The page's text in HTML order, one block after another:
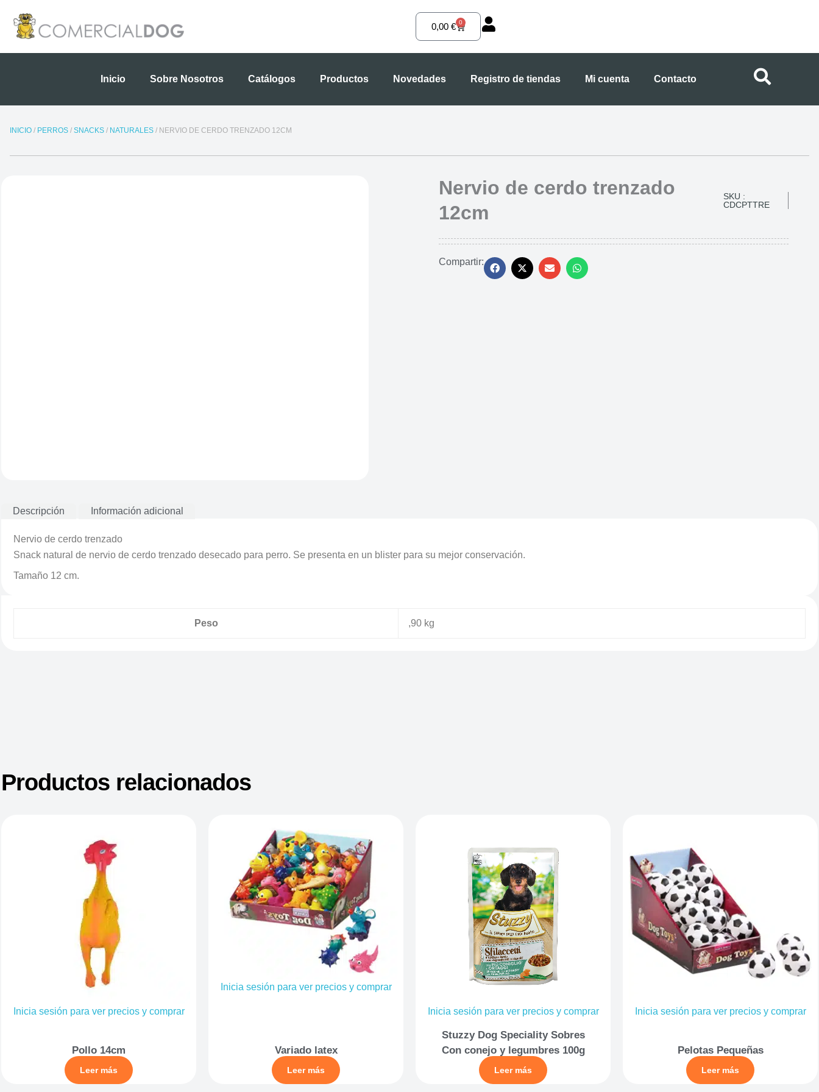
contenido
0,00 € 0
Carrito
Inicio Sobre Nosotros Catálogos Productos Novedades Registro de tiendas Mi cuenta Contacto
INICIO / PERROS / SNACKS / NATURALES / NERVIO DE CERDO TRENZADO 12CM
Nervio de cerdo trenzado
12cm
SKU :
CDCPTTRE
Compartir:
Descripción Información adicional
Nervio de cerdo trenzado
Snack natural de nervio de cerdo trenzado desecado para perro. Se presenta en un blister para su mejor conservación.
Tamaño 12 cm.
Peso ,90 kg
Productos relacionados
Inicia sesión para ver precios y comprar
Pollo 14cm
Leer más
Inicia sesión para ver precios y comprar
Variado latex
Leer más
Inicia sesión para ver precios y comprar
Stuzzy Dog Speciality Sobres
Con conejo y legumbres 100g
Leer más
Inicia sesión para ver precios y comprar
Pelotas Pequeñas
Leer más